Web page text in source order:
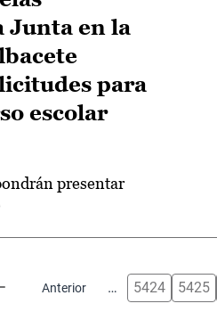
Junta en la
para
escolar
presentar
Anterior
Página anterior … 5424 5425